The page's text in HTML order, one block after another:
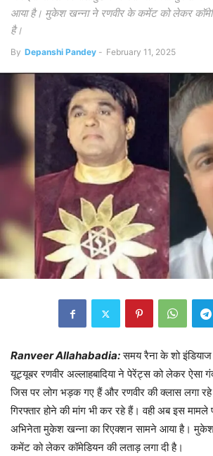
आया है। मुकेश खन्ना ने रणवीर के कमेंट को लेकर
है।
By Depanshi Pandey - February 11, 2025
Ranveer Allahabadia: समय रैना के शो
यूट्यूबर रणवीर अल्लाहबादिया ने पेरेंट्स को लेकर ऐसा
जिस पर लोग भड़क गए हैं और रणवीर की क्लास लगा
गिरफ्तार होने की मांग भी कर रहे हैं। वही अब इस
अभिनेता मुकेश खन्ना का रिएक्शन सामने आया है।
कमेंट को लेकर कॉमेडियन की लताड़ लगा दी है।